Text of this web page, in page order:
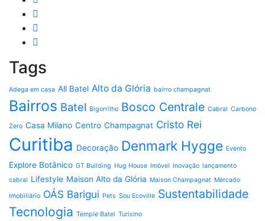
Tags
Adega em casa All Batel Alto da Glória bairro champagnat
Bairros Batel Bigorrilho Bosco Centrale Cabral Carbono
Zero Casa Milano Centro Champagnat Cristo Rei
Curitiba Decoração Denmark Hygge Evento
Explore Botânico GT Building Hug House Imóvel Inovação lançamento
cabral Lifestyle Maison Alto da Glória Maison Champagnat Mercado
Imobiliário OÁS Barigui Pets Sou Ecoville Sustentabilidade
Tecnologia Temple Batel Turismo